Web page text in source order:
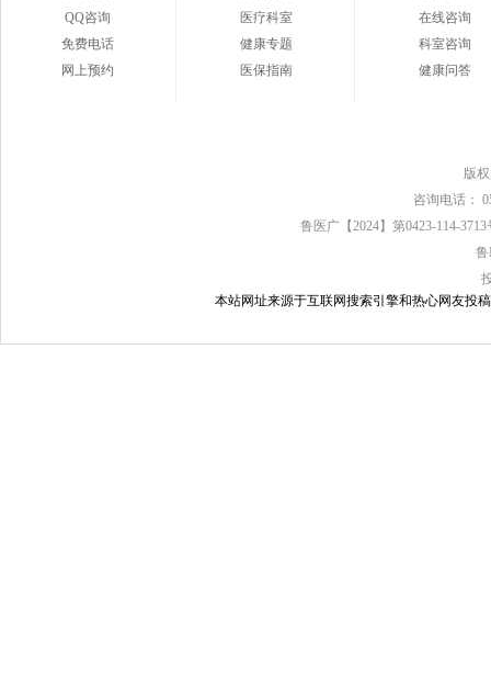
QQ咨询
免费电话
网上预约
医疗科室
健康专题
医保指南
在线咨询
科室咨询
健康问答
版
咨询电话：
鲁医广【2024】第0423-114-
鲁
本站网址来源于互联网搜索引擎和热心网友投